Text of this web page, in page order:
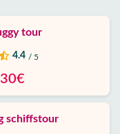
tour
4.4 / 5
30€
schiffstour